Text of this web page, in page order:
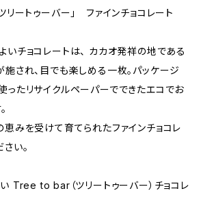
リートゥーバー」 ファインチョコレート
いチョコレートは、 カカオ発祥の地である
され、目でも楽しめる一枚。パッケージ
ったリサイクルペーパーでできたエコでお
みを受けて育てられたファインチョコレ
い。
Tree to bar（ツリートゥーバー）チョコレ